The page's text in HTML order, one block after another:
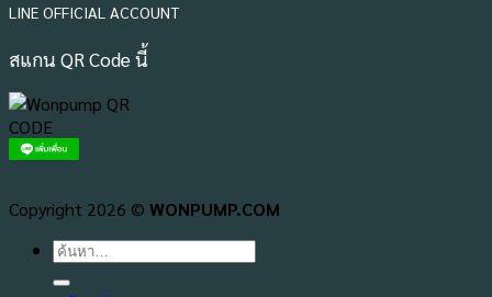
LINE OFFICIAL ACCOUNT
สแกน QR Code นี้
Copyright 2026 © WONPUMP.COM
ค้นหา: